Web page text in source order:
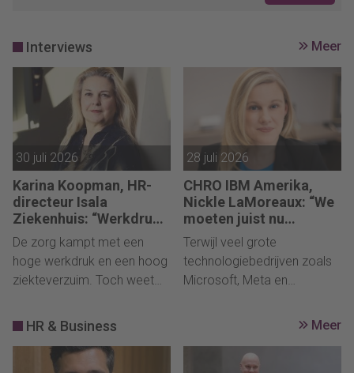
Interviews Meer
30 juli 2026
Karina Koopman, HR-
directeur Isala
Ziekenhuis: “Werkdruk
los je niet alleen op met
extra mensen”
De zorg kampt met een
hoge werkdruk en een hoog
ziekteverzuim. Toch weet
onder het sectorgemiddelde
Werkdrukdrukdruk spreekt
28 juli 2026
CHRO IBM Amerika,
Nickle LaMoreaux: “We
moeten juist nu
investeren in
instapfuncties”
Terwijl veel grote
technologiebedrijven zoals
Microsoft, Meta en
kiest IBM bewust voor een
HR & Business Meer